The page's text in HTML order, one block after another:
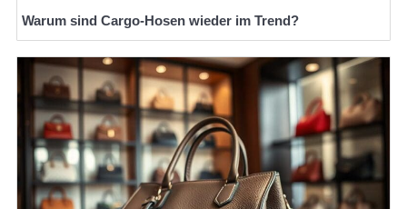
Warum sind Cargo-Hosen wieder im Trend?